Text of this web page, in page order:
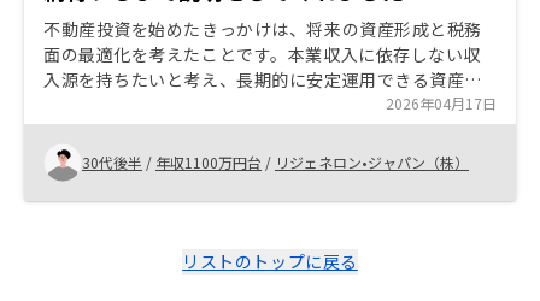
不動産投資を始めたきっかけは、将来の資産形成と税務
面の最適化を考えたことです。本業収入に依存しない収
入源を持ちたいと考え、長期的に安定運用できる資産と
して不動産に興味を持ちました。RENOSYを選んだ理由
は、物件選定から購入後の管理・売却までワンストップ
でサポートがあり、データに基づいた提案に安心感があ
ったためです。初めての不動産投資でもシミュレーショ
ンが明確で、リスクも含めて丁寧に説明いただけた点が
はなく長期視点で判断すること、そして信頼できるパー
2026年04月17日
30代後半 / 年収1100万円台 / リジェネロン•ジャパン（株）
リストのトップに戻る